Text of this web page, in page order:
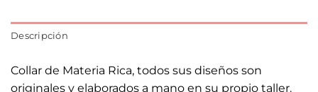
Descripción
Collar de Materia Rica, todos sus diseños son
originales y elaborados a mano en su propio taller.